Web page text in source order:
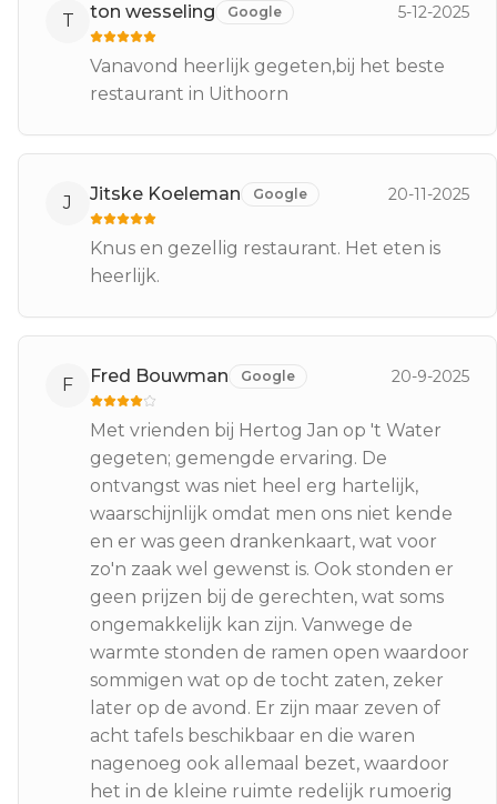
T ton wesseling Google 5-12-2025
Vanavond heerlijk gegeten,bij het beste
restaurant in Uithoorn
J Jitske Koeleman Google 20-11-2025
Knus en gezellig restaurant. Het eten is
heerlijk.
F Fred Bouwman Google 20-9-2025
Met vrienden bij Hertog Jan op 't Water
gegeten; gemengde ervaring. De
ontvangst was niet heel erg hartelijk,
waarschijnlijk omdat men ons niet kende
en er was geen drankenkaart, wat voor
zo'n zaak wel gewenst is. Ook stonden er
geen prijzen bij de gerechten, wat soms
ongemakkelijk kan zijn. Vanwege de
warmte stonden de ramen open waardoor
sommigen wat op de tocht zaten, zeker
later op de avond. Er zijn maar zeven of
acht tafels beschikbaar en die waren
nagenoeg ook allemaal bezet, waardoor
het in de kleine ruimte redelijk rumoerig